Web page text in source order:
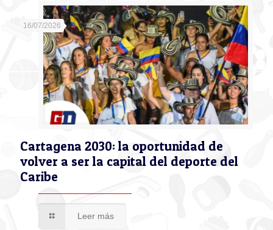
16/07/2026
Cartagena 2030: la oportunidad de
volver a ser la capital del deporte del
Caribe
Leer más